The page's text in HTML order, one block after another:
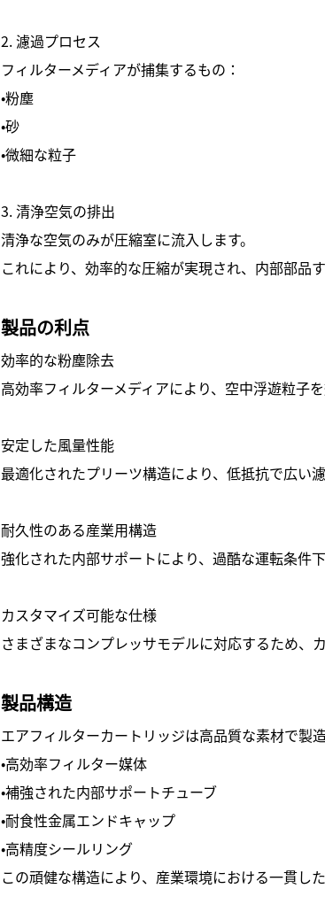
2. 濾過プロセス
フィルターメディアが捕集するもの：
・粉塵
・砂
・微細な粒子
3. 清浄空気の排出
清浄な空気のみが圧縮室に流入します。
これにより、効率的な圧縮が実現され、内部部品す
製品の利点
効率的な粉塵除去
高効率フィルターメディアにより、空中浮遊粒子を
安定した風量性能
最適化されたプリーツ構造により、低抵抗で広い
耐久性のある産業用構造
強化された内部サポートにより、過酷な運転条件
カスタマイズ可能な仕様
さまざまなコンプレッサモデルに対応するため、
製品構造
エアフィルターカートリッジは高品質な素材で製
・高効率フィルター媒体
・補強された内部サポートチューブ
・耐食性金属エンドキャップ
・高精度シールリング
この頑健な構造により、産業環境における一貫し